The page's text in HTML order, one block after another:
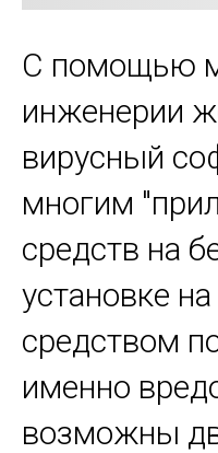
С помощью
инженерии
вирусный
многим
средств на
установке
средством
именно
возможны